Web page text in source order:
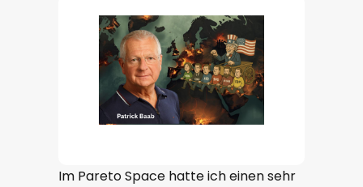
Im Pareto Space hatte ich einen sehr